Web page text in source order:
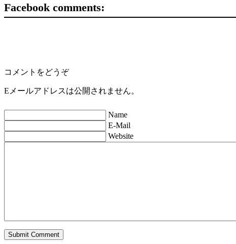
Facebook comments:
コメントをどうぞ
Eメールアドレスは公開されません。
Name
E-Mail
Website